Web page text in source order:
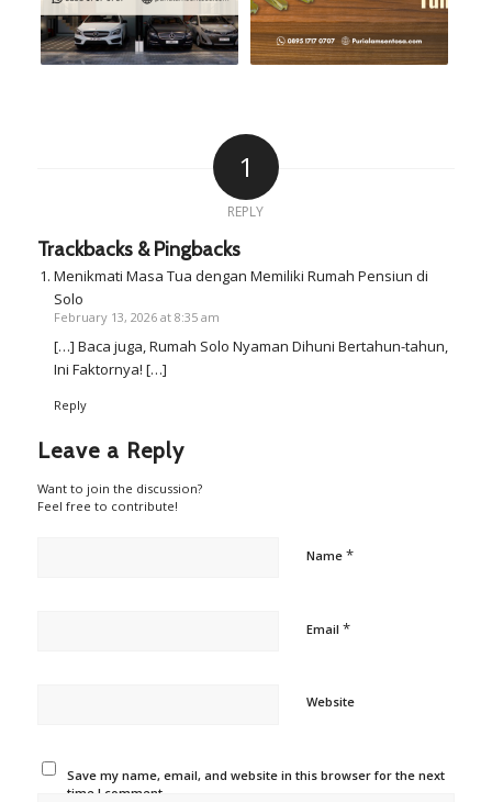
1
REPLY
Trackbacks & Pingbacks
Menikmati Masa Tua dengan Memiliki Rumah Pensiun di
Solo
February 13, 2026 at 8:35 am
[…] Baca juga, Rumah Solo Nyaman Dihuni Bertahun-tahun,
Ini Faktornya! […]
Reply
Leave a Reply
Want to join the discussion?
Feel free to contribute!
Name *
Email *
Website
Save my name, email, and website in this browser for the next
time I comment.